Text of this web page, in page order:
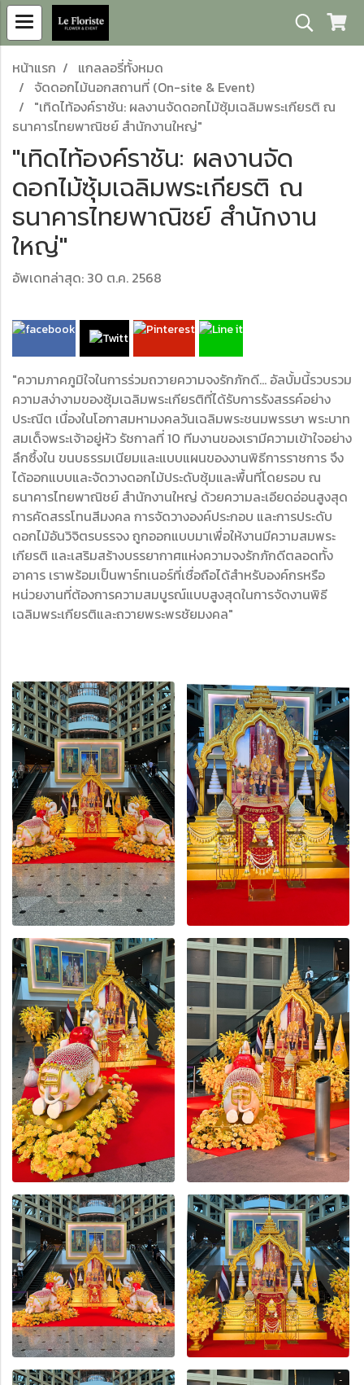
หน้าแรก
แกลลอรี่ทั้งหมด
จัดดอกไม้นอกสถานที่ (On-site & Event)
"เทิดไท้องค์ราชัน: ผลงานจัดดอกไม้ซุ้มเฉลิมพระเกียรติ ณ
ธนาคารไทยพาณิชย์ สำนักงานใหญ่"
"เทิดไท้องค์ราชัน: ผลงานจัด
ดอกไม้ซุ้มเฉลิมพระเกียรติ ณ
ธนาคารไทยพาณิชย์ สำนักงาน
ใหญ่"
อัพเดทล่าสุด: 30 ต.ค. 2568
"ความภาคภูมิใจในการร่วมถวายความจงรักภักดี... อัลบั้มนี้รวบรวม
ความสง่างามของซุ้มเฉลิมพระเกียรติที่ได้รับการรังสรรค์อย่าง
ประณีต เนื่องในโอกาสมหามงคลวันเฉลิมพระชนมพรรษา พระบาท
สมเด็จพระเจ้าอยู่หัว รัชกาลที่ 10 ทีมงานของเรามีความเข้าใจอย่าง
ลึกซึ้งใน ขนบธรรมเนียมและแบบแผนของงานพิธีการราชการ จึง
ได้ออกแบบและจัดวางดอกไม้ประดับซุ้มและพื้นที่โดยรอบ ณ
ธนาคารไทยพาณิชย์ สำนักงานใหญ่ ด้วยความละเอียดอ่อนสูงสุด
การคัดสรรโทนสีมงคล การจัดวางองค์ประกอบ และการประดับ
ดอกไม้อันวิจิตรบรรจง ถูกออกแบบมาเพื่อให้งานมีความสมพระ
เกียรติ และเสริมสร้างบรรยากาศแห่งความจงรักภักดีตลอดทั้ง
อาคาร เราพร้อมเป็นพาร์ทเนอร์ที่เชื่อถือได้สำหรับองค์กรหรือ
หน่วยงานที่ต้องการความสมบูรณ์แบบสูงสุดในการจัดงานพิธี
เฉลิมพระเกียรติและถวายพระพรชัยมงคล"